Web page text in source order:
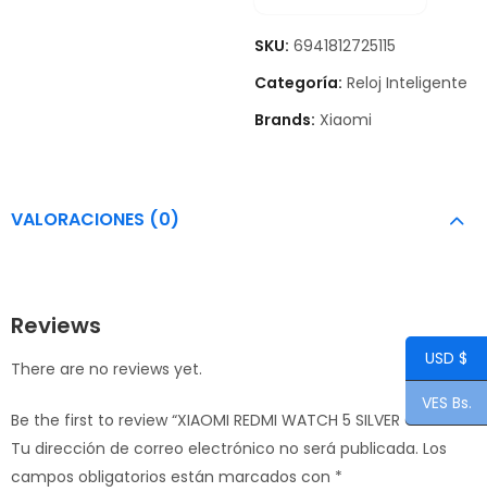
SKU: 6941812725115
Categoría: Reloj Inteligente
Brands: Xiaomi
VALORACIONES (0)
Reviews
There are no reviews yet.
Be the first to review “XIAOMI REDMI WATCH 5 SILVER GRAY”
Tu dirección de correo electrónico no será publicada. Los
campos obligatorios están marcados con *
USD $
VES Bs.